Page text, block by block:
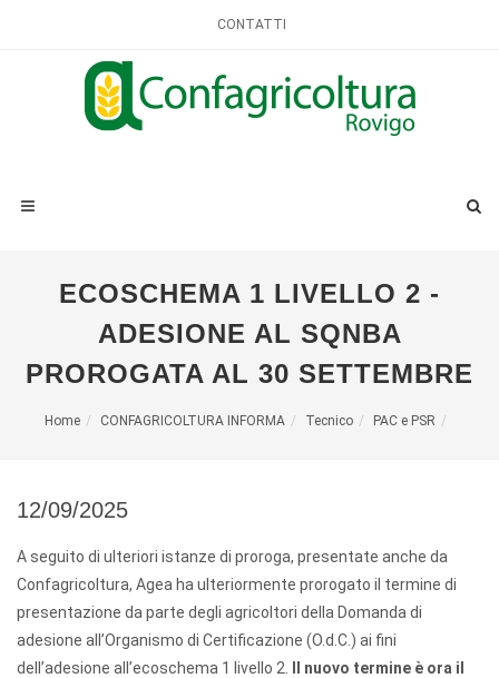
CONTATTI
ECOSCHEMA 1 LIVELLO 2 -
ADESIONE AL SQNBA
PROROGATA AL 30 SETTEMBRE
Home CONFAGRICOLTURA INFORMA Tecnico PAC e PSR
12/09/2025
A seguito di ulteriori istanze di proroga, presentate anche da
Confagricoltura, Agea ha ulteriormente prorogato il termine di
presentazione da parte degli agricoltori della Domanda di
adesione all’Organismo di Certificazione (O.d.C.) ai fini
dell’adesione all’ecoschema 1 livello 2.
Il nuovo termine è ora il